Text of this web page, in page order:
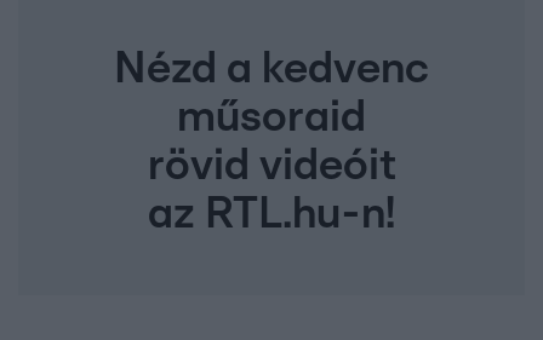
Nézd a kedvenc
műsoraid
rövid videóit
az RTL.hu-n!